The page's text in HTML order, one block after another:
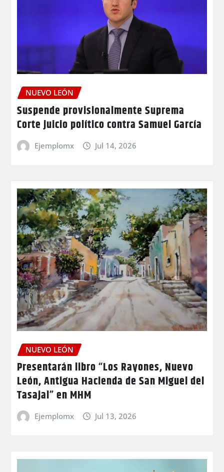
NUEVO LEÓN
Suspende provisionalmente Suprema
Corte juicio político contra Samuel García
Ejemplomx Jul 14, 2026
NUEVO LEÓN
Presentarán libro “Los Rayones, Nuevo
León, Antigua Hacienda de San Miguel del
Tasajal” en MHM
Ejemplomx Jul 13, 2026